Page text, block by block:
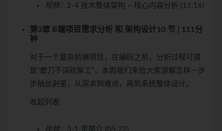
视频： 2-4 技术整体架构 – 核心内容分析 (11:16)
第3章 B端项目需求分析 和 架构设计10 节 | 111分
钟
对于一个复杂前端项目，在编码之前，分析过程可谓
是“磨刀不误砍柴工”，本周我们来给大家讲解怎样一步
步抽丝剥茧，从需求到难点，再到系统整体设计。
收起列表
视频： 3-1 章简介 (05:22)